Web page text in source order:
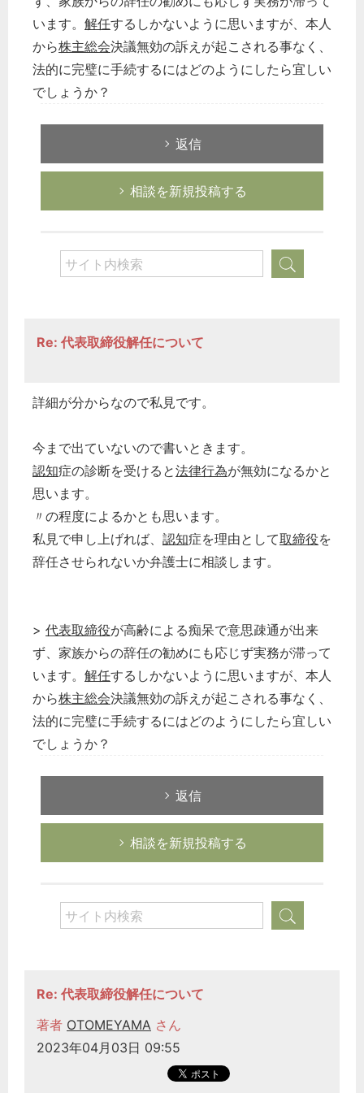
います。 解任するしかないように思いますが、本人
から株主総会決議無効の訴えが起こされる事なく、
法的に完璧に手続するにはどのようにしたら宜しい
でしょうか？
返信
相談を新規投稿する
Re: 代表取締役解任について
詳細が分からなので私見です。
今まで出ていないので書いときます。
認知症の診断を受けると法律行為が無効になるかと
思います。
〃の程度によるかとも思います。
私見で申し上げれば、 認知症を理由として取締役を
辞任させられないか弁護士に相談します。
> 代表取締役が高齢による痴呆で意思疎通が出来
ず、家族からの辞任の勧めにも応じず実務が滞って
います。 解任するしかないように思いますが、本人
から株主総会決議無効の訴えが起こされる事なく、
法的に完璧に手続するにはどのようにしたら宜しい
でしょうか？
返信
相談を新規投稿する
Re: 代表取締役解任について
著者 OTOMEYAMA さん
2023年04月03日 09:55